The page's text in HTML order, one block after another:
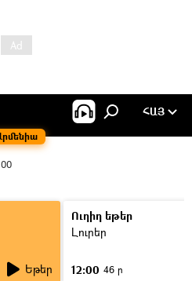
ՀԱՅ
Եթեր
Ուղիղ եթեր
Լուրեր
12:00 46 ր